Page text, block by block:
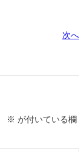
次へ
※ が付いている欄